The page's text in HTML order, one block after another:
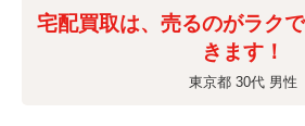
宅配買取は、売るのがラク
きます！
東京都 30代 男性